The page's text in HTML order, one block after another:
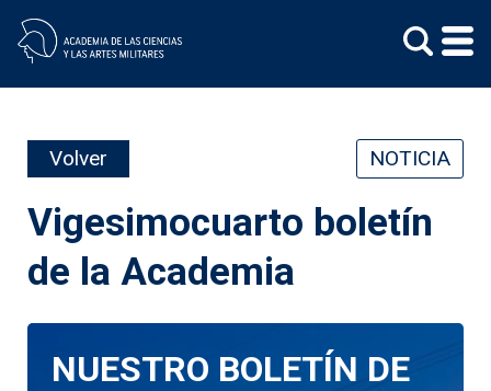
content
Volver NOTICIA
Vigesimocuarto boletín
de la Academia
NUESTRO BOLETÍN DE